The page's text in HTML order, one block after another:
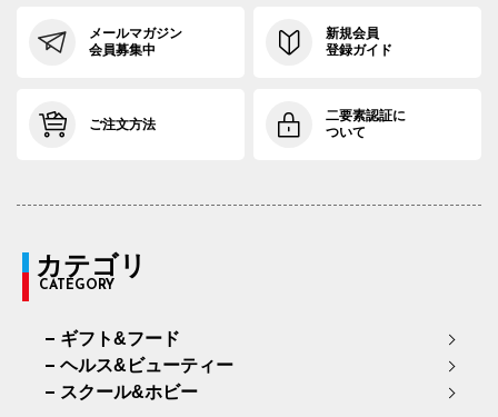
メールマガジン
会員募集中
新規会員
登録ガイド
ご注文方法
二要素認証に
ついて
カテゴリ
CATEGORY
ギフト&フード
ヘルス&ビューティー
スクール&ホビー